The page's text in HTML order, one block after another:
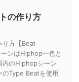
の作り方
り方【Beat
ンはHiphop一色と
内のHiphopシーン
のType Beatを使用